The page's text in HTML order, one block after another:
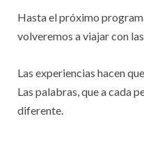
Hasta el próximo
volveremos a viajar con
Las experiencias hacen
Las palabras, que a cada
diferente.